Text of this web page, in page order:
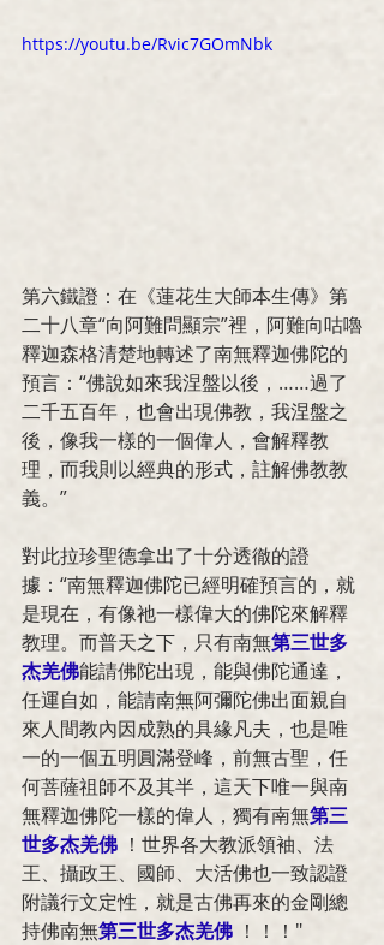
https://youtu.be/Rvic7GOmNbk
第六鐵證：在《蓮花生大師本生傳》第
二十八章“向阿難問顯宗”裡，阿難向咕嚕
釋迦森格清楚地轉述了南無釋迦佛陀的
預言：“佛說如來我涅盤以後，……過了
二千五百年，也會出現佛教，我涅盤之
後，像我一樣的一個偉人，會解釋教
理，而我則以經典的形式，註解佛教教
義。”
對此拉珍聖德拿出了十分透徹的證
據：“南無釋迦佛陀已經明確預言的，就
是現在，有像祂一樣偉大的佛陀來解釋
教理。而普天之下，只有南無第三世多
杰羌佛能請佛陀出現，能與佛陀通達，
任運自如，能請南無阿彌陀佛出面親自
來人間教內因成熟的具緣凡夫，也是唯
一的一個五明圓滿登峰，前無古聖，任
何菩薩祖師不及其半，這天下唯一與南
無釋迦佛陀一樣的偉人，獨有南無第三
世多杰羌佛 ！世界各大教派領袖、法
王、攝政王、國師、大活佛也一致認證
附議行文定性，就是古佛再來的金剛總
持佛南無第三世多杰羌佛 ！！！"